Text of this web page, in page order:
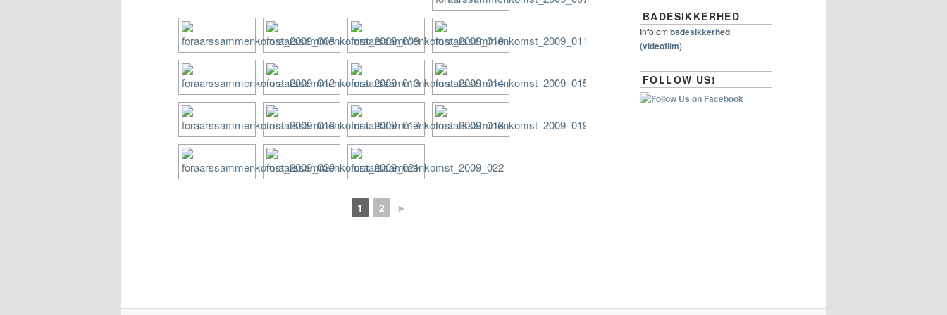
1 2 ►
BADESIKKERHED
Info om badesikkerhed
(videofilm)
FOLLOW US!